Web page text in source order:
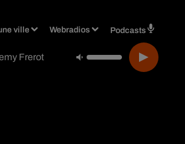
ville Webradios Podcasts
Frerot